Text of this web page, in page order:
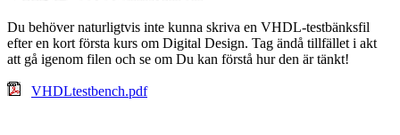
Du behöver naturligtvis inte kunna skriva en VHDL-testbänksfil
efter en kort första kurs om Digital Design. Tag ändå tillfället i akt
att gå igenom filen och se om Du kan förstå hur den är tänkt!
VHDLtestbench.pdf